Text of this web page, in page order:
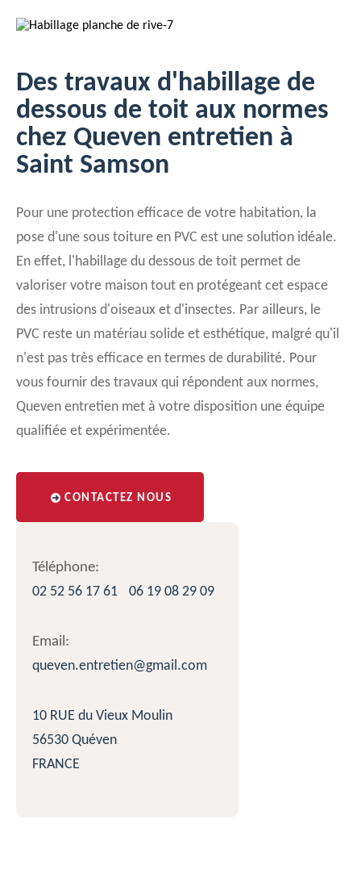
Des travaux d'habillage de
dessous de toit aux normes
chez Queven entretien à
Saint Samson
Pour une protection efficace de votre habitation, la
pose d'une sous toiture en PVC est une solution idéale.
En effet, l'habillage du dessous de toit permet de
valoriser votre maison tout en protégeant cet espace
des intrusions d'oiseaux et d'insectes. Par ailleurs, le
PVC reste un matériau solide et esthétique, malgré qu'il
n'est pas très efficace en termes de durabilité. Pour
vous fournir des travaux qui répondent aux normes,
Queven entretien met à votre disposition une équipe
qualifiée et expérimentée.
CONTACTEZ NOUS
Téléphone:
02 52 56 17 61
06 19 08 29 09
Email:
queven.entretien@gmail.com
10 RUE du Vieux Moulin
56530 Quéven
FRANCE